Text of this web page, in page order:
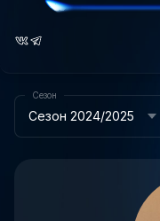
Сезон 2024/2025
Сезон